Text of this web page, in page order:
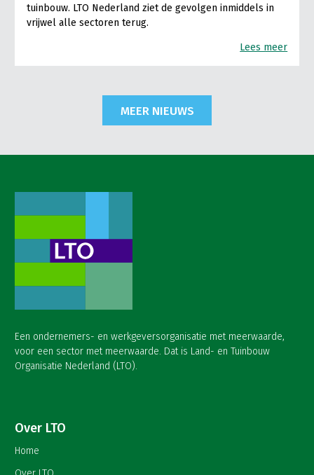
tuinbouw. LTO Nederland ziet de gevolgen inmiddels in
vrijwel alle sectoren terug.
Lees meer
MEER NIEUWS
Een ondernemers- en werkgeversorganisatie met meerwaarde,
voor een sector met meerwaarde. Dat is Land- en Tuinbouw
Organisatie Nederland (LTO).
Over LTO
Home